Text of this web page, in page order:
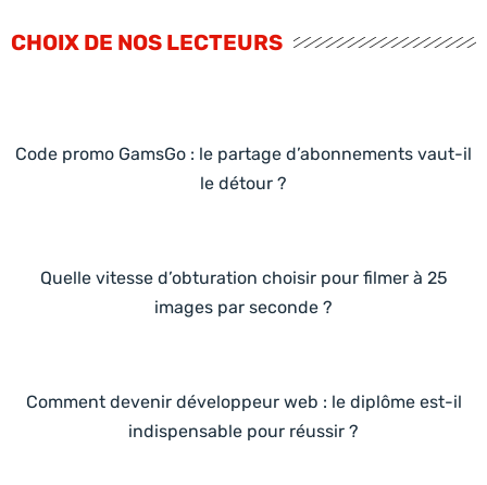
CHOIX DE NOS LECTEURS
Code promo GamsGo : le partage d’abonnements vaut-il
le détour ?
Quelle vitesse d’obturation choisir pour filmer à 25
images par seconde ?
Comment devenir développeur web : le diplôme est-il
indispensable pour réussir ?